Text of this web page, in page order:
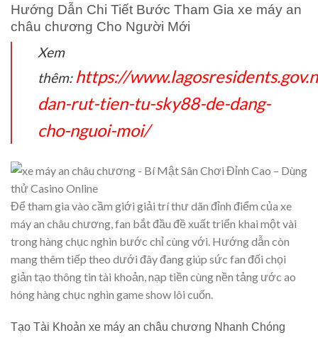
Hướng Dẫn Chi Tiết Bước Tham Gia xe máy an
châu chương Cho Người Mới
Xem
thêm: https://
dan-rut-tien-tu-sky88-de-dang-
cho-nguoi-moi/
Để tham gia vào cầm giới giải trí thư dãn đỉnh điểm của xe
máy an châu chương, fan bắt đầu đề xuất triển khai một vài
trong hàng chục nghìn bước chỉ cùng với. Hướng dẫn còn
mang thêm tiếp theo dưới đây đang giúp sức fan đối chọi
giản tạo thông tin tài khoản, nạp tiền cùng nền tảng ước ao
hóng hàng chục nghìn game show lôi cuốn.
Tạo Tài Khoản xe máy an châu chương Nhanh Chóng